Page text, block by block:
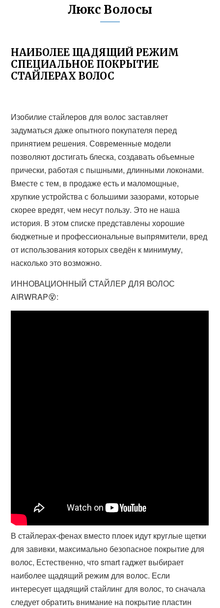
Люкс Волосы
НАИБОЛЕЕ ЩАДЯЩИЙ РЕЖИМ
СПЕЦИАЛЬНОЕ ПОКРЫТИЕ
СТАЙЛЕРАХ ВОЛОС
Изобилие стайлеров для волос заставляет
задуматься даже опытного покупателя перед
принятием решения. Современные модели
позволяют достигать блеска, создавать объемные
прически, работая с пышными, длинными локонами.
Вместе с тем, в продаже есть и маломощные,
хрупкие устройства с большими зазорами, которые
скорее вредят, чем несут пользу. Это не наша
история. В этом списке представлены хорошие
бюджетные и профессиональные выпрямители, вред
от использования которых сведён к минимуму,
насколько это возможно.
ИННОВАЦИОННЫЙ СТАЙЛЕР ДЛЯ ВОЛОС
AIRWRAP😵:
В стайлерах-фенах вместо плоек идут круглые щетки
для завивки, максимально безопасное покрытие для
волос, Естественно, что smart гаджет выбирает
наиболее щадящий режим для волос. Если
интересует щадящий стайлинг для волос, то сначала
следует обратить внимание на покрытие пластин